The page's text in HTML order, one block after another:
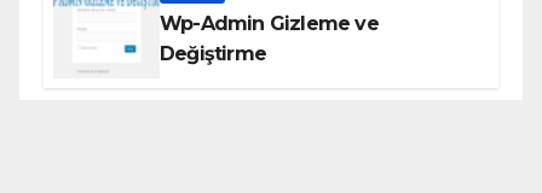
Wp-Admin Gizleme ve
Değiştirme